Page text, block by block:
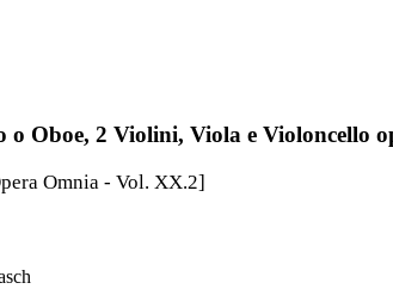
Oboe, 2 Violini, Viola e Violoncello
Omnia - Vol. XX.2]